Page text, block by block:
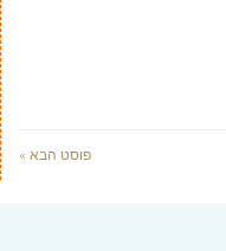
פוסט הבא »